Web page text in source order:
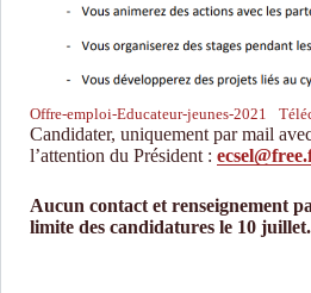
Offre-emploi-Educateur-jeunes-2021
Candidater, uniquement par mail
l’attention du Président :
Aucun contact et renseignement
limite des candidatures le 10 juillet.